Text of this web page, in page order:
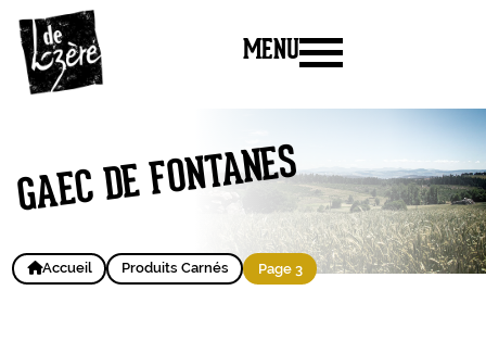
MENU
GAEC DE FONTANES
Accueil Produits Carnés Page 3